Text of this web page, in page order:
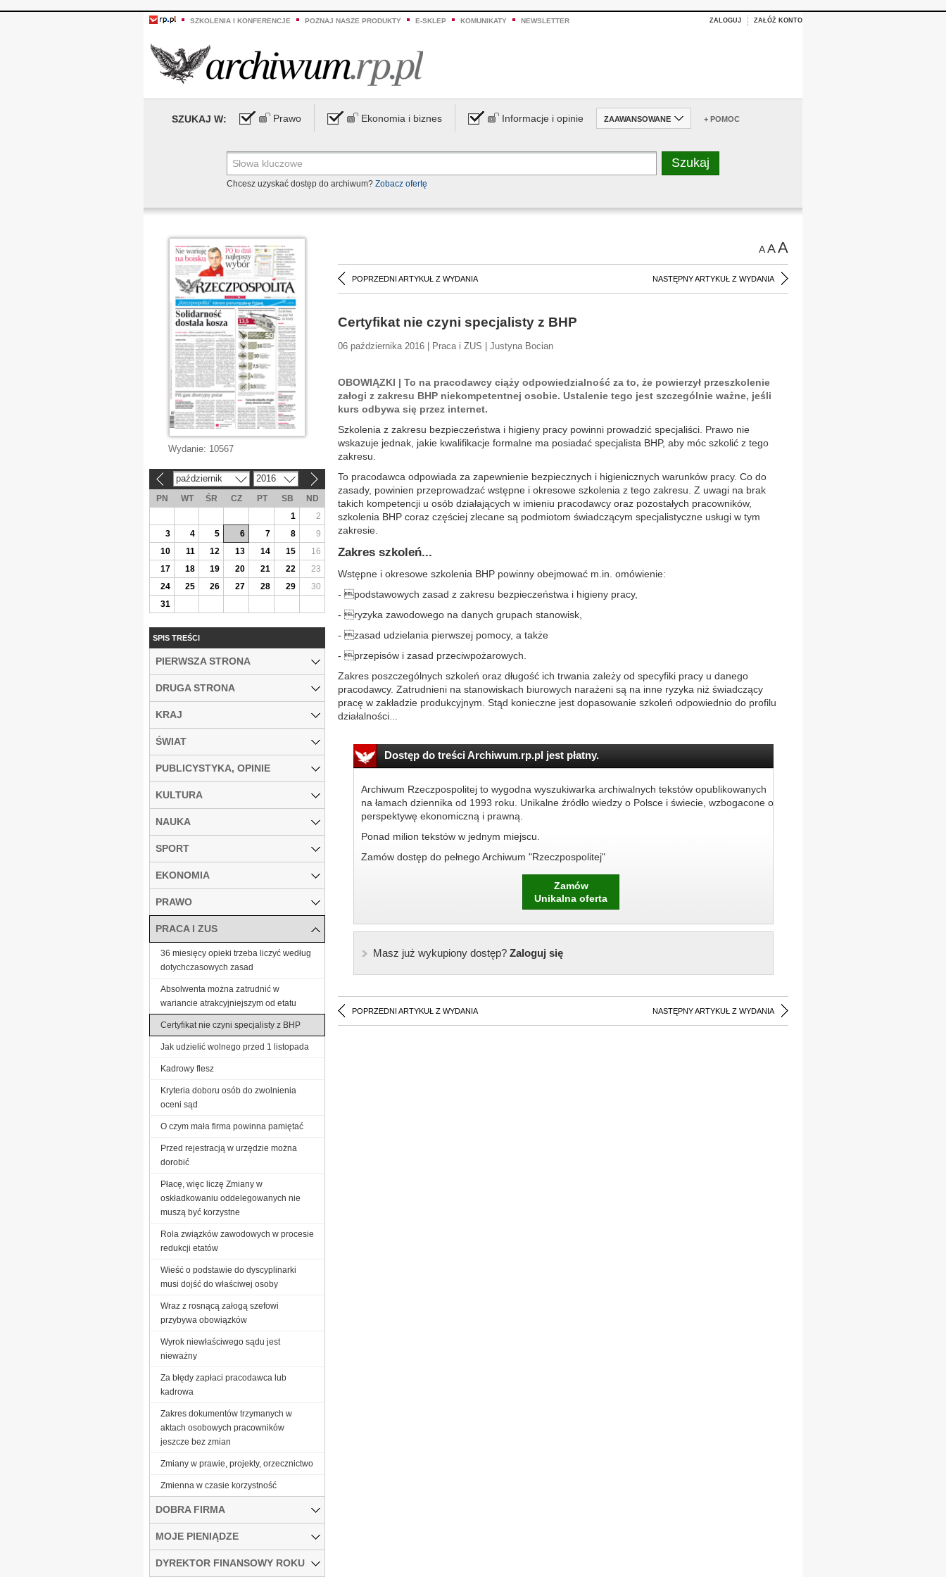
SZKOLENIA I KONFERENCJE POZNAJ NASZE PRODUKTY E-SKLEP KOMUNIKATY NEWSLETTER ZALOGUJ ZAŁÓŻ KONTO
SZUKAJ W: Prawo Ekonomia i biznes Informacje i opinie ZAAWANSOWANE + POMOC
Chcesz uzyskać dostęp do archiwum? Zobacz ofertę
AAA
POPRZEDNI ARTYKUŁ Z WYDANIA NASTĘPNY ARTYKUŁ Z WYDANIA
Certyfikat nie czyni specjalisty z BHP
06 października 2016 | Praca i ZUS | Justyna Bocian
OBOWIĄZKI | To na pracodawcy ciąży odpowiedzialność za to, że powierzył przeszkolenie
załogi z zakresu BHP niekompetentnej osobie. Ustalenie tego jest szczególnie ważne, jeśli
kurs odbywa się przez internet.
Szkolenia z zakresu bezpieczeństwa i higieny pracy powinni prowadzić specjaliści. Prawo nie
wskazuje jednak, jakie kwalifikacje formalne ma posiadać specjalista BHP, aby móc szkolić z tego
zakresu.
To pracodawca odpowiada za zapewnienie bezpiecznych i higienicznych warunków pracy. Co do
zasady, powinien przeprowadzać wstępne i okresowe szkolenia z tego zakresu. Z uwagi na brak
takich kompetencji u osób działających w imieniu pracodawcy oraz pozostałych pracowników,
szkolenia BHP coraz częściej zlecane są podmiotom świadczącym specjalistyczne usługi w tym
zakresie.
Zakres szkoleń...
Wstępne i okresowe szkolenia BHP powinny obejmować m.in. omówienie:
- podstawowych zasad z zakresu bezpieczeństwa i higieny pracy,
- ryzyka zawodowego na danych grupach stanowisk,
- zasad udzielania pierwszej pomocy, a także
- przepisów i zasad przeciwpożarowych.
Zakres poszczególnych szkoleń oraz długość ich trwania zależy od specyfiki pracy u danego
pracodawcy. Zatrudnieni na stanowiskach biurowych narażeni są na inne ryzyka niż świadczący
pracę w zakładzie produkcyjnym. Stąd konieczne jest dopasowanie szkoleń odpowiednio do profilu
działalności...
Dostęp do treści Archiwum.rp.pl jest płatny.
Archiwum Rzeczpospolitej to wygodna wyszukiwarka archiwalnych tekstów opublikowanych
na łamach dziennika od 1993 roku. Unikalne źródło wiedzy o Polsce i świecie, wzbogacone o
perspektywę ekonomiczną i prawną.
Ponad milion tekstów w jednym miejscu.
Zamów dostęp do pełnego Archiwum "Rzeczpospolitej"
Zamów
Unikalna oferta
Masz już wykupiony dostęp?Zaloguj się
POPRZEDNI ARTYKUŁ Z WYDANIA NASTĘPNY ARTYKUŁ Z WYDANIA
Wydanie: 10567
październik 2016
PN WT ŚR CZ PT SB
ND
1
2
3
4 5 6 7 8
9
10
11 12 13 14 15
16
17
18 19 20 21 22
23
24
25 26 27 28 29
30
31
SPIS TREŚCI
PIERWSZA STRONA
DRUGA STRONA
KRAJ
ŚWIAT
PUBLICYSTYKA, OPINIE
KULTURA
NAUKA
SPORT
EKONOMIA
PRAWO
PRACA I ZUS
36 miesięcy opieki trzeba liczyć według
dotychczasowych zasad
Absolwenta można zatrudnić w
wariancie atrakcyjniejszym od etatu
Certyfikat nie czyni specjalisty z BHP
Jak udzielić wolnego przed 1 listopada
Kadrowy flesz
Kryteria doboru osób do zwolnienia
oceni sąd
O czym mała firma powinna pamiętać
Przed rejestracją w urzędzie można
dorobić
Płacę, więc liczę Zmiany w
oskładkowaniu oddelegowanych nie
muszą być korzystne
Rola związków zawodowych w procesie
redukcji etatów
Wieść o podstawie do dyscyplinarki
musi dojść do właściwej osoby
Wraz z rosnącą załogą szefowi
przybywa obowiązków
Wyrok niewłaściwego sądu jest
nieważny
Za błędy zapłaci pracodawca lub
kadrowa
Zakres dokumentów trzymanych w
aktach osobowych pracowników
jeszcze bez zmian
Zmiany w prawie, projekty, orzecznictwo
Zmienna w czasie korzystność
DOBRA FIRMA
MOJE PIENIĄDZE
DYREKTOR FINANSOWY ROKU